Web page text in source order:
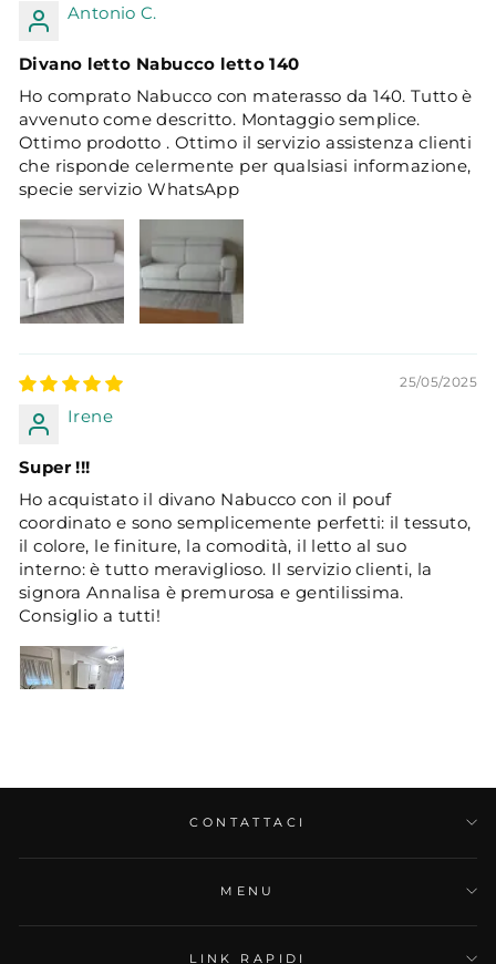
Antonio C.
Divano letto Nabucco letto 140
Ho comprato Nabucco con materasso da 140. Tutto è
avvenuto come descritto. Montaggio semplice.
Ottimo prodotto . Ottimo il servizio assistenza clienti
che risponde celermente per qualsiasi informazione,
specie servizio WhatsApp
25/05/2025
Irene
Super !!!
Ho acquistato il divano Nabucco con il pouf
coordinato e sono semplicemente perfetti: il tessuto,
il colore, le finiture, la comodità, il letto al suo
interno: è tutto meraviglioso. Il servizio clienti, la
signora Annalisa è premurosa e gentilissima.
Consiglio a tutti!
Divano nabucco consigliato
Ho acquistato due divani letto nabucco blu navy con
CONTATTACI
MENU
LINK RAPIDI